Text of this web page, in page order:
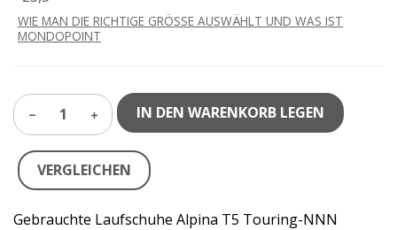
WIE MAN DIE RICHTIGE GRÖSSE AUSWÄHLT UND WAS IST
MONDOPOINT
1 IN DEN WARENKORB LEGEN
VERGLEICHEN
Gebrauchte Laufschuhe Alpina T5 Touring-NNN